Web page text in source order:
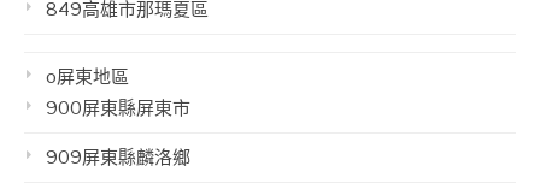
849高雄市那瑪夏區
o屏東地區
900屏東縣屏東市
909屏東縣麟洛鄉